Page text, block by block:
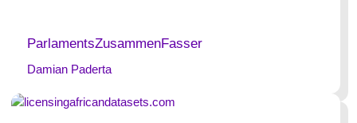
ParlamentsZusammenFasser
Damian Paderta